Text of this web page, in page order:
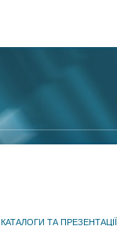
КАТАЛОГИ ТА ПРЕЗЕНТАЦІЇ